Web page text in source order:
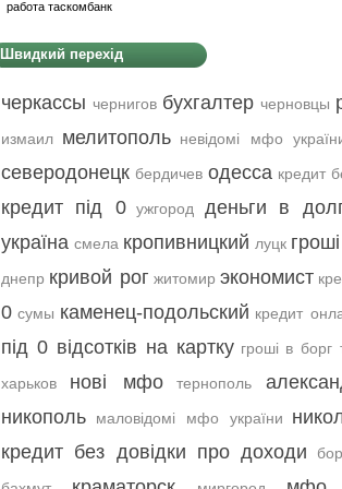
работа таскомбанк
Швидкий перехід
черкассы чернигов бухгалтер черновцы
измаил мелитополь невідомі мфо
северодонецк бердичев одесса кредит
кредит під 0 ужгород деньги в
україна смела кропивницкий луцк
днепр кривой рог житомир экономист
0 сумы каменец-подольский кредит
під 0 відсотків на картку гроші в борг
харьков нові мфо тернополь
никополь маловідомі мфо україни
кредит без довідки про доходи